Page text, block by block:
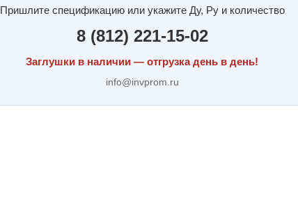
Пришлите спецификацию или укажите Ду, Ру и количество
8 (812) 221-15-02
Заглушки в наличии — отгрузка день в день!
info@invprom.ru